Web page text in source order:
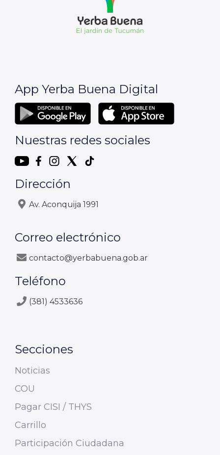
App Yerba Buena Digital
Nuestras redes sociales
Dirección
Av. Aconquija 1991
Correo electrónico
contacto@yerbabuena.gob.ar
Teléfono
(381) 4533636
Secciones
Noticias
COU
Pagar CISI / THYS
Carrillo
Participación Ciudadana